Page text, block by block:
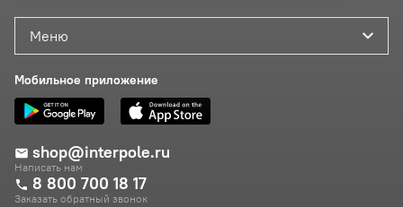
Меню
Мобильное приложение
shop@interpole.ru
Написать нам
8 800 700 18 17
Заказать обратный звонок